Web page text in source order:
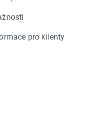
pro klienty